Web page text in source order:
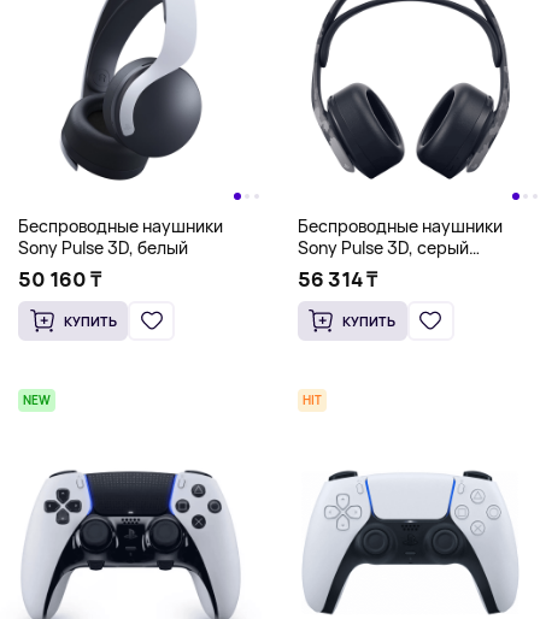
Беспроводные наушники
Sony Pulse 3D, белый
50 160 ₸
КУПИТЬ
Беспроводные наушники
Sony Pulse 3D, серый
камуфляж
56 314 ₸
КУПИТЬ
NEW HIT